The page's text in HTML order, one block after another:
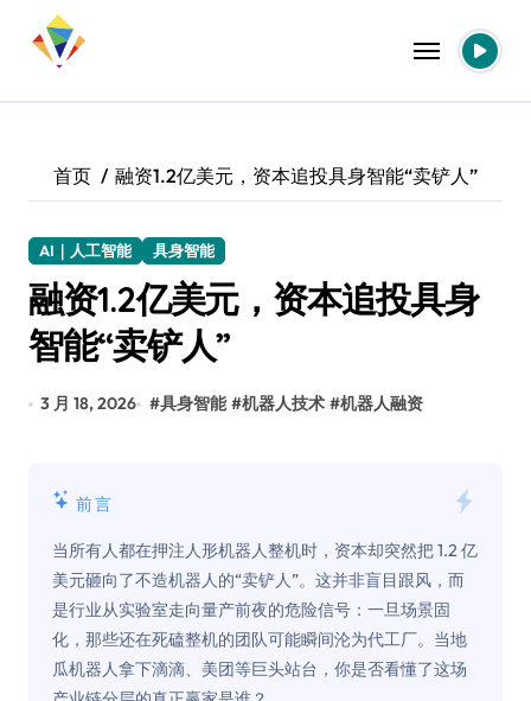
首页 融资1.2亿美元，资本追投具身智能“卖铲人”
AI｜人工智能 具身智能
融资1.2亿美元，资本追投具身
智能“卖铲人”
3 月 18, 2026 #具身智能 #机器人技术 #机器人融资
前言
当所有人都在押注人形机器人整机时，资本却突然把 1.2 亿
美元砸向了不造机器人的“卖铲人”。这并非盲目跟风，而
是行业从实验室走向量产前夜的危险信号：一旦场景固
化，那些还在死磕整机的团队可能瞬间沦为代工厂。当地
瓜机器人拿下滴滴、美团等巨头站台，你是否看懂了这场